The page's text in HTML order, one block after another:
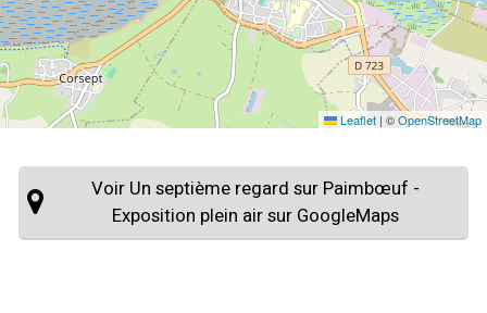
Leaflet | ©OpenStreetMap
Voir Un septième regard sur Paimbœuf -
Exposition plein air sur GoogleMaps